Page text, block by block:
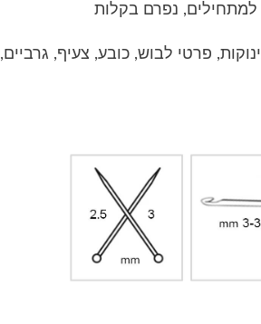
למתחילים, נפרם בקלות
פרטי לבוש, כובע, צעיף, גרביים,